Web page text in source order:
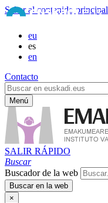
Saltar al contenido principal
eu
es
en
Contacto
Menú
SALIR RÁPIDO
Buscar
Buscador de la web
×